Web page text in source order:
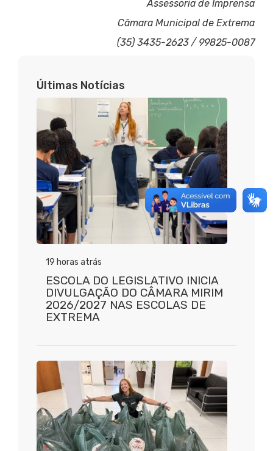
Assessoria de Imprensa
Câmara Municipal de Extrema
(35) 3435-2623 / 99825-0087
Últimas Notícias
19 horas atrás
ESCOLA DO LEGISLATIVO INICIA
DIVULGAÇÃO DO CÂMARA MIRIM
2026/2027 NAS ESCOLAS DE
EXTREMA